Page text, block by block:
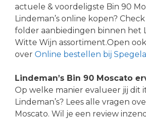
actuele & voordeligste Bin 90
Lindeman’s online kopen?
folder aanbiedingen binnen het
Witte Wijn assortiment.Open
over Online bestellen bij
Lindeman’s Bin 90 Moscato
Op welke manier evalueer jij dit
Lindeman’s? Lees alle vragen
Moscato. Wil je een review